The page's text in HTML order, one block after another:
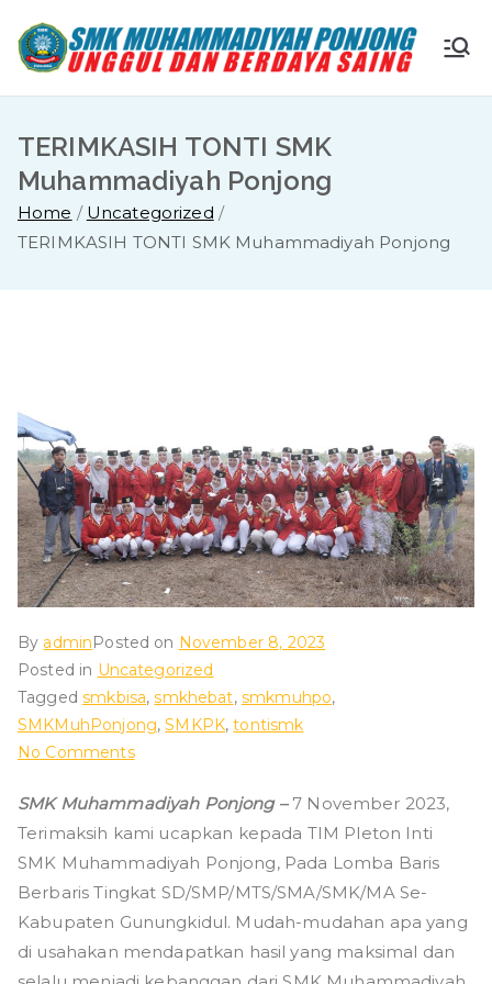
content
S
M
m
ad
iy
nj
o
n
Ungg
ul
TERIMKASIH TONTI SMK
Muhammadiyah Ponjong
Home
Uncategorized
TERIMKASIH TONTI SMK Muhammadiyah Ponjong
By admin Posted on November 8, 2023
Posted in Uncategorized
Taggedsmkbisa,smkhebat, smkmuhpo,
SMKMuhPonjong,SMKPK,tontismk
No Commentson
TONTI
SMK
Muhammadiyah
Ponjong
SMK Muhammadiyah Ponjong – 7 November 2023,
Terimaksih kami ucapkan kepada TIM Pleton Inti
SMK Muhammadiyah Ponjong, Pada Lomba Baris
Berbaris Tingkat SD/SMP/MTS/SMA/SMK/MA Se-
Kabupaten Gunungkidul. Mudah-mudahan apa yang
di usahakan mendapatkan hasil yang maksimal dan